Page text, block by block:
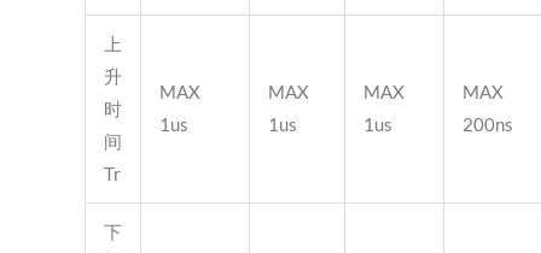
上
升
时
间
Tr
MAX
1us
MAX
1us
MAX
1us
MAX
200ns
下